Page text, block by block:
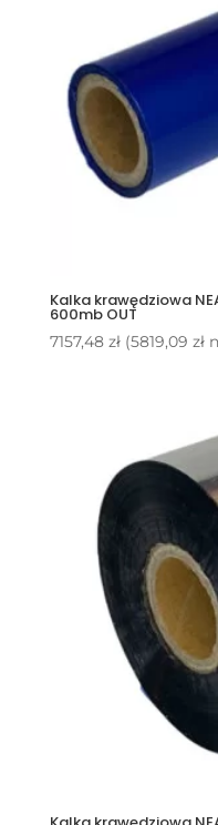
Kalka krawędziowa
600mb OUT
7157,48 zł (5819,09 zł